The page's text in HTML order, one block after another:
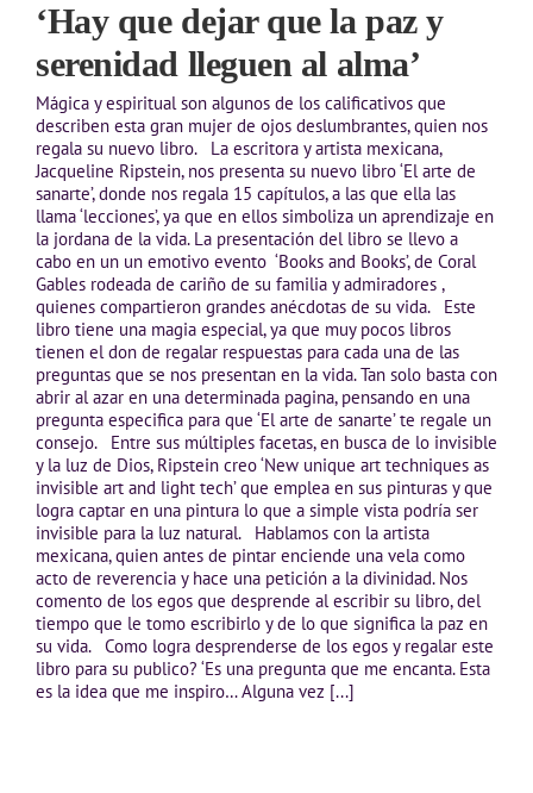
‘Hay que dejar que la paz y
serenidad lleguen al alma’
Mágica y espiritual son algunos de los calificativos que
describen esta gran mujer de ojos deslumbrantes, quien nos
regala su nuevo libro. La escritora y artista mexicana,
Jacqueline Ripstein, nos presenta su nuevo libro ‘El arte de
sanarte’, donde nos regala 15 capítulos, a las que ella las
llama ‘lecciones’, ya que en ellos simboliza un aprendizaje en
la jordana de la vida. La presentación del libro se llevo a
cabo en un un emotivo evento ‘Books and Books’, de Coral
Gables rodeada de cariño de su familia y admiradores ,
quienes compartieron grandes anécdotas de su vida. Este
libro tiene una magia especial, ya que muy pocos libros
tienen el don de regalar respuestas para cada una de las
preguntas que se nos presentan en la vida. Tan solo basta con
abrir al azar en una determinada pagina, pensando en una
pregunta especifica para que ‘El arte de sanarte’ te regale un
consejo. Entre sus múltiples facetas, en busca de lo invisible
y la luz de Dios, Ripstein creo ‘New unique art techniques as
invisible art and light tech’ que emplea en sus pinturas y que
logra captar en una pintura lo que a simple vista podría ser
invisible para la luz natural. Hablamos con la artista
mexicana, quien antes de pintar enciende una vela como
acto de reverencia y hace una petición a la divinidad. Nos
comento de los egos que desprende al escribir su libro, del
tiempo que le tomo escribirlo y de lo que significa la paz en
su vida. Como logra desprenderse de los egos y regalar este
libro para su publico? ‘Es una pregunta que me encanta. Esta
es la idea que me inspiro… Alguna vez [...]